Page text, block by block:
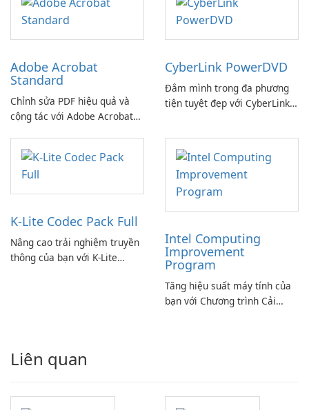
Adobe Acrobat
Standard
Chỉnh sửa PDF hiệu quả và
cộng tác với Adobe Acrobat
CyberLink PowerDVD
Đắm mình trong đa phương
tiện tuyệt đẹp với CyberLink
K-Lite Codec Pack Full
Nâng cao trải nghiệm truyền
thông của bạn với K-Lite
Intel Computing
Improvement
Program
Tăng hiệu suất máy tính của
bạn với Chương trình Cải
Liên quan